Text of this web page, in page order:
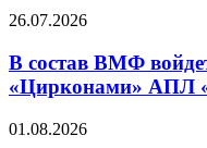
от
и
химоружия
В
ВМФ
войдет
вооруженная
АПЛ
26.07.2026
В состав ВМФ
«Цирконами» АПЛ
«Еще
01.08.2026